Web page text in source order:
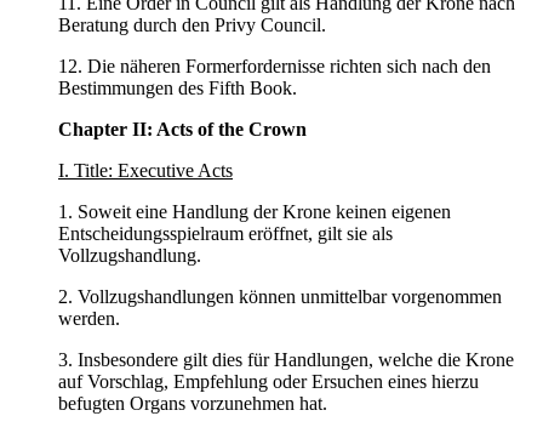
Beratung durch den Privy Council.
12. Die näheren Formerfordernisse richten sich nach den
Bestimmungen des Fifth Book.
Chapter II: Acts of the Crown
I. Title: Executive Acts
1. Soweit eine Handlung der Krone keinen eigenen
Entscheidungsspielraum eröffnet, gilt sie als
Vollzugshandlung.
2. Vollzugshandlungen können unmittelbar vorgenommen
werden.
3. Insbesondere gilt dies für Handlungen, welche die Krone
auf Vorschlag, Empfehlung oder Ersuchen eines hierzu
befugten Organs vorzunehmen hat.